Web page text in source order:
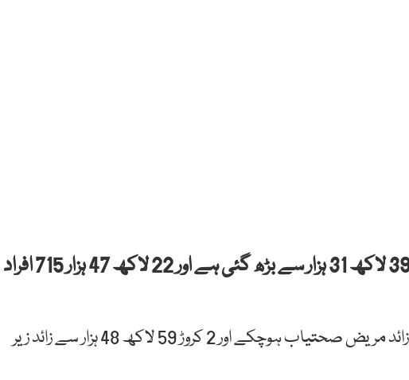
دنیا بھر میں کورونا کیسز کی تعداد 10 کروڑ 39 لاکھ 31 ہزار سے بڑھ گئی ہے اور 22 لاکھ 47 ہزار 715 افراد
دنیا میں کورونا کے 7 کروڑ 57 لاکھ 30 ہزار سے زائد مریض صحتیاب ہوچکے اور 2 کروڑ 59 لاکھ 48 ہزار سے زائد زیر